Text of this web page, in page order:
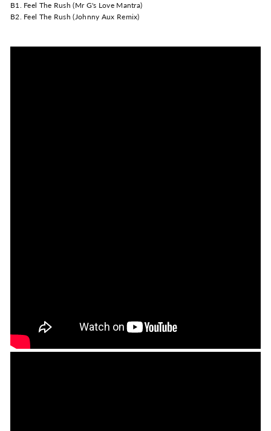
B1. Feel The Rush (Mr G's Love Mantra)
B2. Feel The Rush (Johnny Aux Remix)